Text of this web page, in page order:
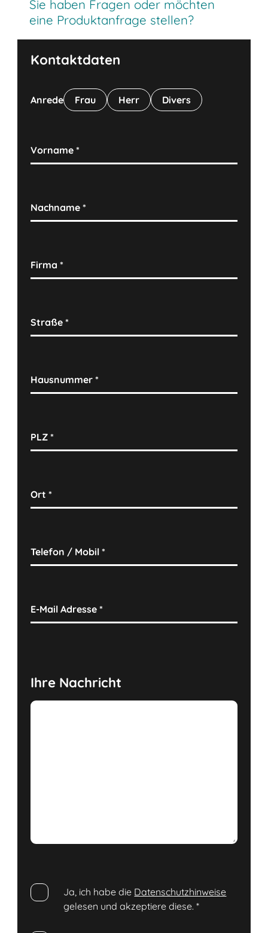
Sie haben Fragen oder möchten
eine Produktanfrage stellen?
Kontaktdaten
Anrede Frau Herr Divers
Vorname*
Nachname*
Firma*
Straße*
Hausnummer*
PLZ*
Ort*
Telefon / Mobil*
E-Mail Adresse*
Ihre Nachricht
Ja, ich habe die Datenschutzhinweise
gelesen und akzeptiere diese.*